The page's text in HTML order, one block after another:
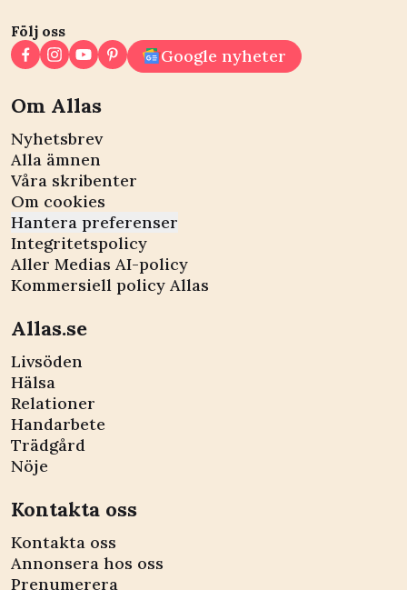
Följ oss
Google nyheter
Om Allas
Nyhetsbrev
Alla ämnen
Våra skribenter
Om cookies
Hantera preferenser
Integritetspolicy
Aller Medias AI-policy
Kommersiell policy Allas
Allas.se
Livsöden
Hälsa
Relationer
Handarbete
Trädgård
Nöje
Kontakta oss
Kontakta oss
Annonsera hos oss
Prenumerera